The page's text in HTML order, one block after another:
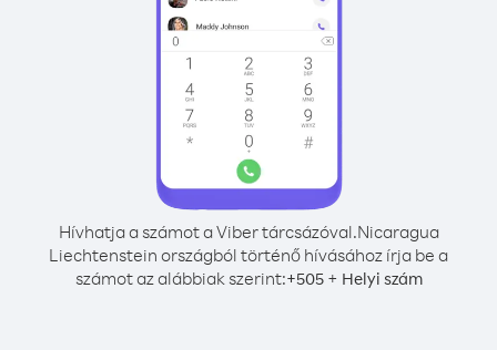
Hívhatja a számot a Viber tárcsázóval.Nicaragua
Liechtenstein országból történő hívásához írja be a
számot az alábbiak szerint:+505+ Helyi szám